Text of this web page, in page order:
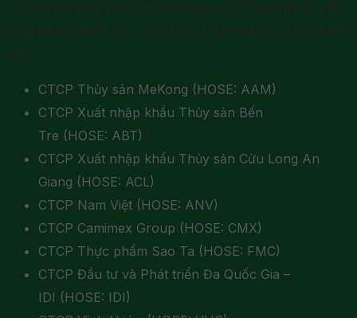
Trên sàn chứng khoán hiện nay chỉ có tổng cộng 32 mã
cổ phiếu ngành thủy sản tất cả, đó là những mã cổ phiếu
sau:
CTCP Thủy sản MeKong (HOSE: AAM)
CTCP Xuất nhập khẩu Thủy sản Bến
Tre (HOSE: ABT)
CTCP Xuất nhập khẩu Thủy sản Cửu Long An
Giang (HOSE: ACL)
CTCP Nam Việt (HOSE: ANV)
CTCP Camimex Group (HOSE: CMX)
CTCP Thực phẩm Sao Ta (HOSE: FMC)
CTCP Đầu tư và Phát triển Đa Quốc Gia –
IDI (HOSE: IDI)